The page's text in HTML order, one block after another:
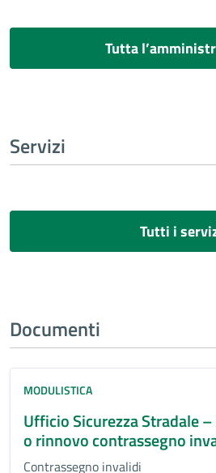
Tutta
Servizi
Tutti i
Documenti
MODULISTICA
Ufficio Sicurezza Stradale
o rinnovo contrassegno
Contrassegno invalidi